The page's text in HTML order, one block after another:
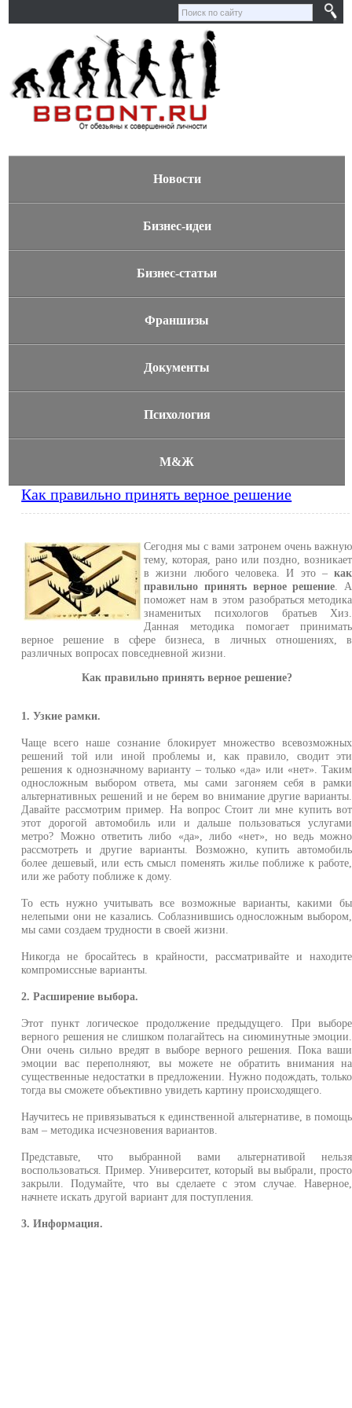
Новости
Бизнес-идеи
Бизнес-статьи
Франшизы
Документы
Психология
М&Ж
Как правильно принять верное решение
Сегодня мы с вами затронем очень важную
тему, которая, рано или поздно, возникает
в жизни любого человека. И это –как
правильно принять верное решение . А
поможет нам в этом разобраться методика
знаменитых психологов братьев Хиз.
Данная методика помогает принимать
верное решение в сфере бизнеса, в личных отношениях, в
различных вопросах повседневной жизни.
Как правильно принять верное решение?
1. Узкие рамки.
Чаще всего наше сознание блокирует множество всевозможных
решений той или иной проблемы и, как правило, сводит эти
решения к однозначному варианту – только «да» или «нет». Таким
односложным выбором ответа, мы сами загоняем себя в рамки
альтернативных решений и не берем во внимание другие варианты.
Давайте рассмотрим пример. На вопрос Стоит ли мне купить вот
этот дорогой автомобиль или и дальше пользоваться услугами
метро? Можно ответить либо «да», либо «нет», но ведь можно
рассмотреть и другие варианты. Возможно, купить автомобиль
более дешевый, или есть смысл поменять жилье поближе к работе,
или же работу поближе к дому.
То есть нужно учитывать все возможные варианты, какими бы
нелепыми они не казались. Соблазнившись односложным выбором,
мы сами создаем трудности в своей жизни.
Никогда не бросайтесь в крайности, рассматривайте и находите
компромиссные варианты.
2. Расширение выбора.
Этот пункт логическое продолжение предыдущего. При выборе
верного решения не слишком полагайтесь на сиюминутные эмоции.
Они очень сильно вредят в выборе верного решения. Пока ваши
эмоции вас переполняют, вы можете не обратить внимания на
существенные недостатки в предложении. Нужно подождать, только
тогда вы сможете объективно увидеть картину происходящего.
Научитесь не привязываться к единственной альтернативе, в помощь
вам – методика исчезновения вариантов.
Представьте, что выбранной вами альтернативой нельзя
воспользоваться. Пример. Университет, который вы выбрали, просто
закрыли. Подумайте, что вы сделаете с этом случае. Наверное,
начнете искать другой вариант для поступления.
3. Информация.